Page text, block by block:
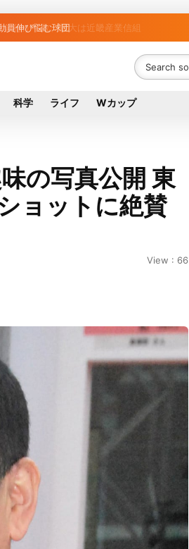
員伸び悩む球団
科学 ライフ Wカップ
の写真公開 東
ョットに絶賛
View : 66